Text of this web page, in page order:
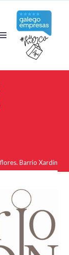
Barrio Xardín